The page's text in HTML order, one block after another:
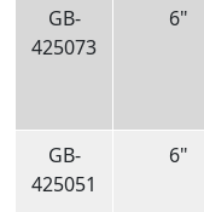
GB-
425073
6"
GB-
425051
6"